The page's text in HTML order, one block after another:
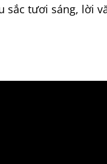
tươi sáng, lời